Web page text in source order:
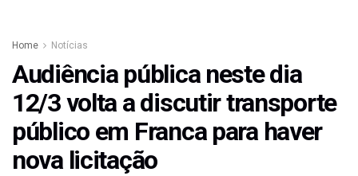
Home Notícias
Audiência pública neste dia
12/3 volta a discutir transporte
público em Franca para haver
nova licitação